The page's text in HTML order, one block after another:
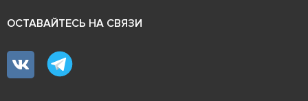
ОСТАВАЙТЕСЬ НА СВЯЗИ